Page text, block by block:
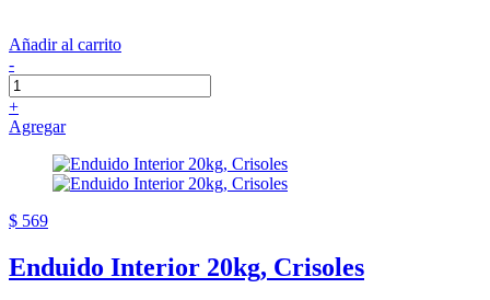
Añadir al carrito
-
+
Agregar
$ 569
Enduido Interior 20kg, Crisoles